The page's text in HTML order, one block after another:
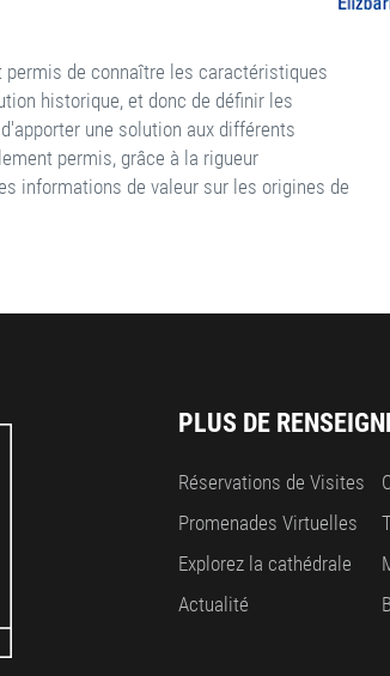
permis de connaître les caractéristiques
historique, et donc de définir les
une solution aux différents
permis, grâce à la rigueur
informations de valeur sur les origines de
PLUS DE
Réservations de Visites
Promenades Virtuelles
Explorez la cathédrale
Actualité